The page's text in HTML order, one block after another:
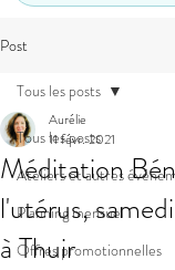
Post
Tous les posts
Ateliers et autres
Planning mensuel
Offres promotionnelles
Tous les posts
Méditation
l'utérus,
à Thuir
Aurélie
11 févr. 2021